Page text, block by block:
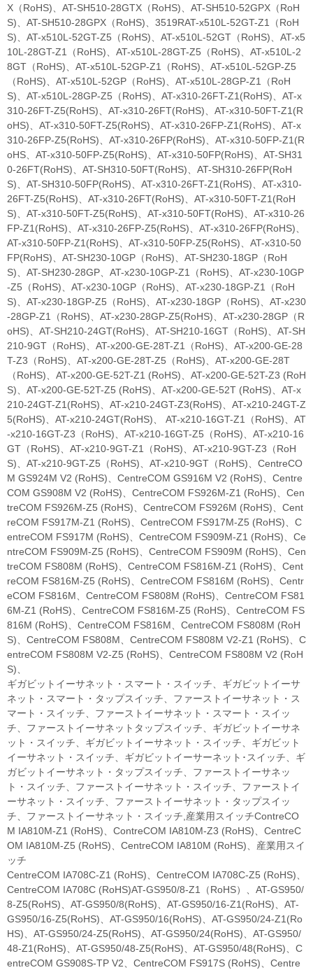
X（RoHS)、AT-SH510-28GTX（RoHS)、AT-SH510-52GPX（RoH
S)、AT-SH510-28GPX（RoHS)、3519RAT-x510L-52GT-Z1（RoH
S)、AT-x510L-52GT-Z5（RoHS)、AT-x510L-52GT（RoHS)、AT-x5
10L-28GT-Z1（RoHS)、AT-x510L-28GT-Z5（RoHS)、AT-x510L-2
8GT（RoHS)、AT-x510L-52GP-Z1（RoHS)、AT-x510L-52GP-Z5
（RoHS)、AT-x510L-52GP（RoHS)、AT-x510L-28GP-Z1（RoH
S)、AT-x510L-28GP-Z5（RoHS)、AT-x310-26FT-Z1(RoHS)、AT-x
310-26FT-Z5(RoHS)、AT-x310-26FT(RoHS)、AT-x310-50FT-Z1(R
oHS)、AT-x310-50FT-Z5(RoHS)、AT-x310-26FP-Z1(RoHS)、AT-x
310-26FP-Z5(RoHS)、AT-x310-26FP(RoHS)、AT-x310-50FP-Z1(R
oHS、AT-x310-50FP-Z5(RoHS)、AT-x310-50FP(RoHS)、AT-SH31
0-26FT(RoHS)、AT-SH310-50FT(RoHS)、AT-SH310-26FP(RoH
S)、AT-SH310-50FP(RoHS)、AT-x310-26FT-Z1(RoHS)、AT-x310-
26FT-Z5(RoHS)、AT-x310-26FT(RoHS)、AT-x310-50FT-Z1(RoH
S)、AT-x310-50FT-Z5(RoHS)、AT-x310-50FT(RoHS)、AT-x310-26
FP-Z1(RoHS)、AT-x310-26FP-Z5(RoHS)、AT-x310-26FP(RoHS)、
AT-x310-50FP-Z1(RoHS)、AT-x310-50FP-Z5(RoHS)、AT-x310-50
FP(RoHS)、AT-SH230-10GP（RoHS)、AT-SH230-18GP（RoH
S)、AT-SH230-28GP、AT-x230-10GP-Z1（RoHS)、AT-x230-10GP
-Z5（RoHS)、AT-x230-10GP（RoHS)、AT-x230-18GP-Z1（RoH
S)、AT-x230-18GP-Z5（RoHS)、AT-x230-18GP（RoHS)、AT-x230
-28GP-Z1（RoHS)、AT-x230-28GP-Z5(RoHS)、AT-x230-28GP（R
oHS)、AT-SH210-24GT(RoHS)、AT-SH210-16GT（RoHS)、AT-SH
210-9GT（RoHS)、AT-x200-GE-28T-Z1（RoHS)、AT-x200-GE-28
T-Z3（RoHS)、AT-x200-GE-28T-Z5（RoHS)、AT-x200-GE-28T
（RoHS)、AT-x200-GE-52T-Z1 (RoHS)、AT-x200-GE-52T-Z3 (RoH
S)、AT-x200-GE-52T-Z5 (RoHS)、AT-x200-GE-52T (RoHS)、AT-x
210-24GT-Z1(RoHS)、AT-x210-24GT-Z3(RoHS)、AT-x210-24GT-Z
5(RoHS)、AT-x210-24GT(RoHS)、 AT-x210-16GT-Z1（RoHS)、AT
-x210-16GT-Z3（RoHS)、AT-x210-16GT-Z5（RoHS)、AT-x210-16
GT（RoHS)、AT-x210-9GT-Z1（RoHS)、AT-x210-9GT-Z3（RoH
S)、AT-x210-9GT-Z5（RoHS)、AT-x210-9GT（RoHS)、CentreCO
M GS924M V2 (RoHS)、CentreCOM GS916M V2 (RoHS)、Centre
COM GS908M V2 (RoHS)、CentreCOM FS926M-Z1 (RoHS)、Cen
treCOM FS926M-Z5 (RoHS)、CentreCOM FS926M (RoHS)、Cent
reCOM FS917M-Z1 (RoHS)、CentreCOM FS917M-Z5 (RoHS)、C
entreCOM FS917M (RoHS)、CentreCOM FS909M-Z1 (RoHS)、Ce
ntreCOM FS909M-Z5 (RoHS)、CentreCOM FS909M (RoHS)、Cen
treCOM FS808M (RoHS)、CentreCOM FS816M-Z1 (RoHS)、Cent
reCOM FS816M-Z5 (RoHS)、CentreCOM FS816M (RoHS)、Centr
eCOM FS816M、CentreCOM FS808M (RoHS)、CentreCOM FS81
6M-Z1 (RoHS)、CentreCOM FS816M-Z5 (RoHS)、CentreCOM FS
816M (RoHS)、CentreCOM FS816M、CentreCOM FS808M (RoH
S)、CentreCOM FS808M、CentreCOM FS808M V2-Z1 (RoHS)、C
entreCOM FS808M V2-Z5 (RoHS)、CentreCOM FS808M V2 (RoH
S)、
ギガビットイーサネット・スマート・スイッチ、ギガビットイーサ
ネット・スマート・タップスイッチ、ファーストイーサネット・ス
マート・スイッチ、ファーストイーサネット・スマート・スイッ
チ、ファーストイーサネットタップスイッチ、ギガビットイーサネ
ット・スイッチ、ギガビットイーサネット・スイッチ、ギガビット
イーサネット・スイッチ、ギガビットイーサーネット･スイッチ、ギ
ガビットイーサネット・タップスイッチ、ファーストイーサネッ
ト・スイッチ、ファーストイーサネット・スイッチ、ファーストイ
ーサネット・スイッチ、ファーストイーサネット・タップスイッ
チ、ファーストイーサネット・スイッチ,産業用スイッチContreCO
M IA810M-Z1 (RoHS)、ContreCOM IA810M-Z3 (RoHS)、CentreC
OM IA810M-Z5 (RoHS)、CentreCOM IA810M (RoHS)、産業用スイ
ッチ
CentreCOM IA708C-Z1 (RoHS)、CentreCOM IA708C-Z5 (RoHS)、
CentreCOM IA708C (RoHS)AT-GS950/8-Z1（RoHS）、AT-GS950/
8-Z5(RoHS)、AT-GS950/8(RoHS)、AT-GS950/16-Z1(RoHS)、AT-
GS950/16-Z5(RoHS)、AT-GS950/16(RoHS)、AT-GS950/24-Z1(Ro
HS)、AT-GS950/24-Z5(RoHS)、AT-GS950/24(RoHS)、AT-GS950/
48-Z1(RoHS)、AT-GS950/48-Z5(RoHS)、AT-GS950/48(RoHS)、C
entreCOM GS908S-TP V2、CentreCOM FS917S (RoHS)、Centre